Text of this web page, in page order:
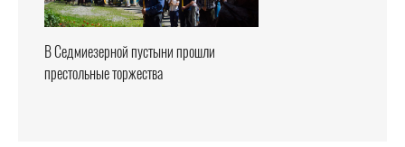
В Седмиезерной пустыни прошли
престольные торжества